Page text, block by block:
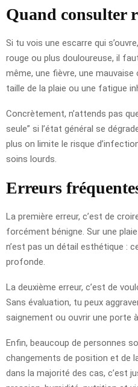
Quand consulter
Si tu vois une escarre qui
rouge ou plus douloureuse, il
même, une fièvre, une
taille de la plaie ou une fatigue
Concrètement, n’attends pas
seule” si l’état général se
plus on limite le risque
soins lourds.
Erreurs
La première erreur, c’est de
forcément bénigne. Sur une
n’est pas un détail esthétique :
profonde.
La deuxième erreur, c’est de
Sans évaluation, tu peux
saignement ou ouvrir une porte
Enfin, beaucoup de personnes
changements de position et de
dans la majorité des cas, c’est